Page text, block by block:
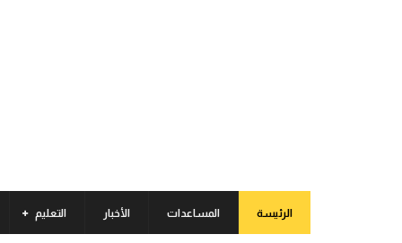
الرئيسة المساعدات الأخبار التعليم